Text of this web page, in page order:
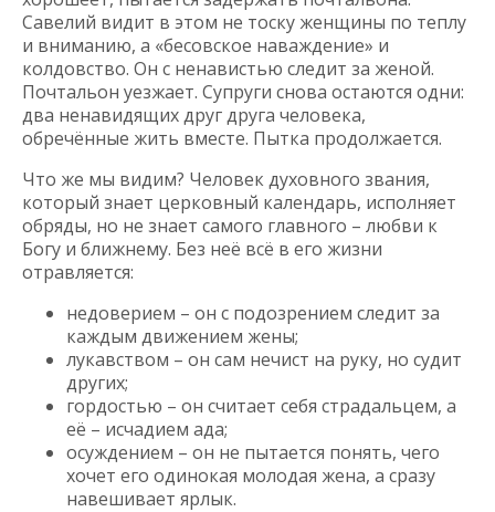
Савелий видит в этом не тоску женщины по теплу
и вниманию, а «бесовское наваждение» и
колдовство. Он с ненавистью следит за женой.
Почтальон уезжает. Супруги снова остаются одни:
два ненавидящих друг друга человека,
обречённые жить вместе. Пытка продолжается.
Что же мы видим? Человек духовного звания,
который знает церковный календарь, исполняет
обряды, но не знает самого главного – любви к
Богу и ближнему. Без неё всё в его жизни
отравляется:
недоверием – он с подозрением следит за
каждым движением жены;
лукавством – он сам нечист на руку, но судит
других;
гордостью – он считает себя страдальцем, а
её – исчадием ада;
осуждением – он не пытается понять, чего
хочет его одинокая молодая жена, а сразу
навешивает ярлык.